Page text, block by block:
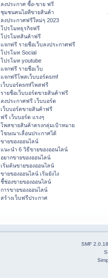
ลงประกาศ ซื้อ-ขาย ฟรี
ชุมชนคนไอทีขายสินค้า
ลงประกาศฟรีใหม่ๆ 2023
โปรโมทธุรกิจฟรี
โปรโมทสินค้าฟรี
แจกฟรี รายชื่อเว็บลงประกาศฟรี
โปรโมท Social
โปรโมท youtube
แจกฟรี รายชื่อเว็บ
แจกฟรีโพสเว็บบอร์ดsmf
เว็บบอร์ดsmfโพสฟรี
รายชื่อเว็บบอร์ดขายสินค้าฟรี
ลงประกาศฟรี เว็บบอร์ด
เว็บบอร์ดขายสินค้าฟรี
ฟรี เว็บบอร์ด แรงๆ
โพสขายสินค้าตรงกลุ่มเป้าหมาย
โฆษณาเลื่อนประกาศได้
ขายของออนไลน์
แนะนำ 6 วิธีขายของออนไลน์
อยากขายของออนไลน์
เริ่มต้นขายของออนไลน์
ขายของออนไลน์ เริ่มยังไง
ชี้ช่องขายของออนไลน์
การขายของออนไลน์
สร้างเว็บฟรีประกาศ
SMF 2.0.18